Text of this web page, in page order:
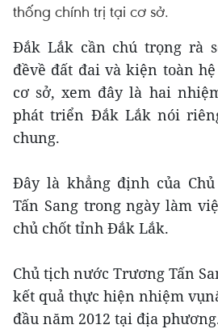
thống chính trị tại cơ sở.
Đắk Lắk cần chú trọng rà
đềvề đất đai và kiện toàn
cơ sở, xem đây là hai
phát triển Đắk Lắk nói
chung.
Đây là khẳng định của
Tấn Sang trong ngày làm
chủ chốt tỉnh Đắk Lắk.
Chủ tịch nước Trương Tấn
kết quả thực hiện nhiệm
đầu năm 2012 tại địa